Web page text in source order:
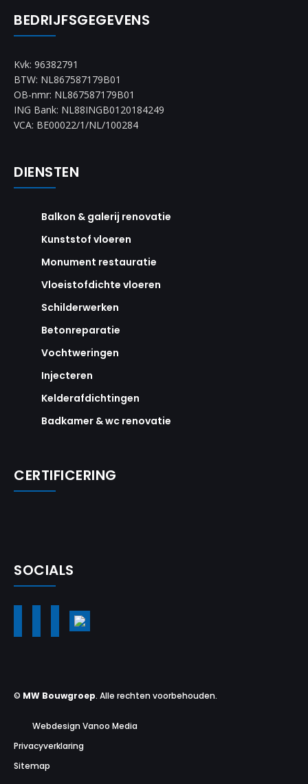
BEDRIJFSGEGEVENS
Kvk: 96382791
BTW: NL867587179B01
OB-nmr: NL867587179B01
ING Bank: NL88INGB0120184249
VCA: BE00022/1/NL/100284
DIENSTEN
Balkon & galerij renovatie
Kunststof vloeren
Monument restauratie
Vloeistofdichte vloeren
Schilderwerken
Betonreparatie
Vochtweringen
Injecteren
Kelderafdichtingen
Badkamer & wc renovatie
CERTIFICERING
SOCIALS
© MW Bouwgroep. Alle rechten voorbehouden.
Webdesign Vanoo Media
Privacyverklaring
Sitemap